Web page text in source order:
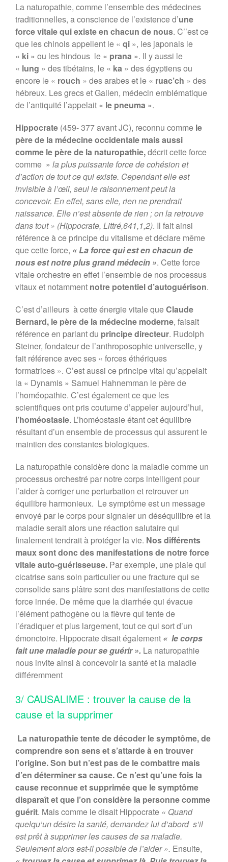
La naturopathie, comme l’ensemble des médecines
traditionnelles, a conscience de l’existence d’une
force vitale qui existe en chacun de nous. C’’est ce
que les chinois appellent le « qi », les japonais le
« ki » ou les hindous le « prana ». Il y aussi le
« lung » des tibétains, le « ka » des égyptiens ou
encore le « rouch » des arabes et le « ruac’ch » des
hébreux. Les grecs et Galien, médecin emblématique
de l’antiquité l’appelait « le pneuma ».
Hippocrate (459- 377 avant JC), reconnu comme le
père de la médecine occidentale mais aussi
comme le père de la naturopathie,décrit cette force
comme » la plus puissante force de cohésion et
d’action de tout ce qui existe. Cependant elle est
invisible à l’œil, seul le raisonnement peut la
concevoir. En effet, sans elle, rien ne prendrait
naissance. Elle n’est absente de rien ; on la retrouve
dans tout » (Hippocrate, Littré,641,1,2). Il fait ainsi
référence à ce principe du vitalisme et déclare même
que cette force, « La force qui est en chacun de
nous est notre plus grand médecin ». Cette force
vitale orchestre en effet l’ensemble de nos processus
vitaux et notamment notre potentiel d’autoguérison.
C’est d’ailleurs à cette énergie vitale queClaude
Bernard, le père de la médecine moderne, faisait
référence en parlant du principe directeur. Rudolph
Steiner, fondateur de l’anthroposophie universelle, y
fait référence avec ses « forces éthériques
formatrices ». C’est aussi ce principe vital qu’appelait
la « Dynamis » Samuel Hahnemman le père de
l’homéopathie. C’est également ce que les
scientifiques ont pris coutume d’appeler aujourd’hui,
l’homéostasie. L’homéostasie étant cet équilibre
résultant d’un ensemble de processus qui assurent le
maintien des constantes biologiques.
La naturopathie considère donc la maladie comme un
processus orchestré par notre corps intelligent pour
l’aider à corriger une perturbation et retrouver un
équilibre harmonieux. Le symptôme est un message
envoyé par le corps pour signaler un déséquilibre et la
maladie serait alors une réaction salutaire qui
finalement tendrait à protéger la vie. Nos différents
maux sont donc des manifestations de notre force
vitale auto-guérisseuse. Par exemple, une plaie qui
cicatrise sans soin particulier ou une fracture qui se
consolide sans plâtre sont des manifestations de cette
force innée. De même que la diarrhée qui évacue
l’élément pathogène ou la fièvre qui tente de
l’éradiquer et plus largement, tout ce qui sort d’un
émonctoire. Hippocrate disait également « le corps
fait une maladie pour se guérir ». La naturopathie
nous invite ainsi à concevoir la santé et la maladie
différemment
3/ CAUSALIME : trouver la cause de la
cause et la supprimer
La naturopathie tente de décoder le symptôme, de
comprendre son sens et s’attarde à en trouver
l’origine. Son but n’est pas de le combattre mais
d’en déterminer sa cause.Ce n’est qu’une fois la
cause reconnue et supprimée que le symptôme
disparaît et que l’on considère la personne comme
guérit. Mais comme le disait Hippocrate « Quand
quelqu’un désire la santé, demandez lui d’abord s’il
est prêt à supprimer les causes de sa maladie.
Seulement alors est-il possible de l’aider ». Ensuite,